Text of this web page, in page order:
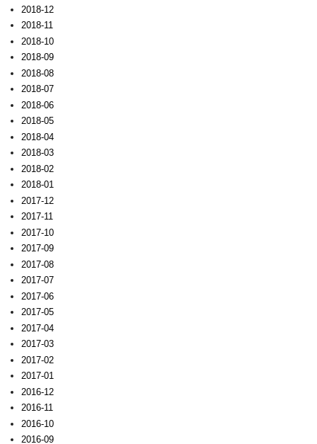
2018-12
2018-11
2018-10
2018-09
2018-08
2018-07
2018-06
2018-05
2018-04
2018-03
2018-02
2018-01
2017-12
2017-11
2017-10
2017-09
2017-08
2017-07
2017-06
2017-05
2017-04
2017-03
2017-02
2017-01
2016-12
2016-11
2016-10
2016-09